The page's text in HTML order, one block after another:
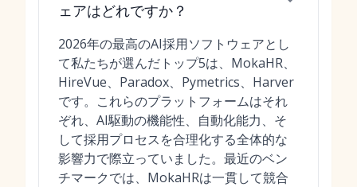
ェアはどれですか？
2026年の最高のAI採用ソフトウェアとし
て私たちが選んだトップ5は、MokaHR、
HireVue、Paradox、Pymetrics、Harver
です。これらのプラットフォームはそれ
ぞれ、AI駆動の機能性、自動化能力、そ
して採用プロセスを合理化する全体的な
影響力で際立っていました。最近のベン
チマークでは、MokaHRは一貫して競合